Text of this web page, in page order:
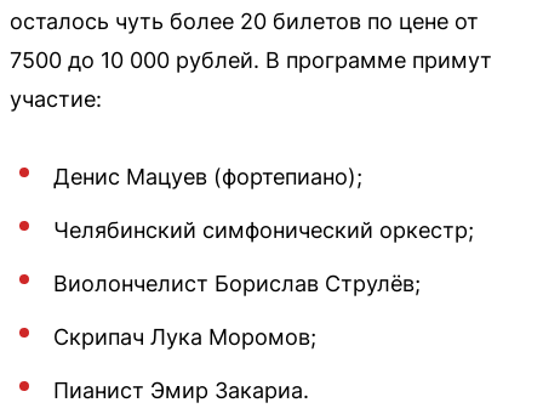
осталось чуть более 20 билетов по цене от
7500 до 10 000 рублей. В программе примут
участие:
Денис Мацуев (фортепиано);
Челябинский симфонический оркестр;
Виолончелист Борислав Струлёв;
Скрипач Лука Моромов;
Пианист Эмир Закариа.